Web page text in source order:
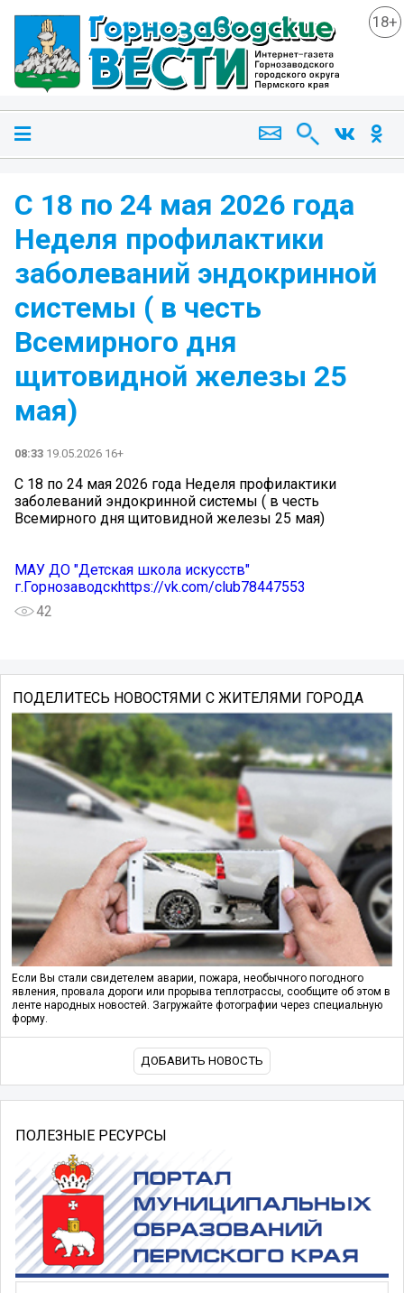
18+
С 18 по 24 мая 2026 года
Неделя профилактики
заболеваний эндокринной
системы ( в честь
Всемирного дня
щитовидной железы 25
мая)
08:33 19.05.2026 16+
С 18 по 24 мая 2026 года Неделя профилактики
заболеваний эндокринной системы ( в честь
Всемирного дня щитовидной железы 25 мая)
МАУ ДО "Детская школа искусств"
г.Горнозаводскhttps://vk.com/club78447553
42
ПОДЕЛИТЕСЬ НОВОСТЯМИ С ЖИТЕЛЯМИ ГОРОДА
Если Вы стали свидетелем аварии, пожара, необычного погодного
явления, провала дороги или прорыва теплотрассы, сообщите об этом в
ленте народных новостей. Загружайте фотографии через специальную
форму.
ДОБАВИТЬ НОВОСТЬ
ПОЛЕЗНЫЕ РЕСУРСЫ